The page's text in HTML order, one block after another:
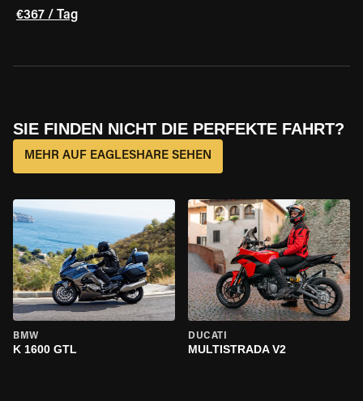
€367 / Tag
SIE FINDEN NICHT DIE PERFEKTE FAHRT?
MEHR AUF EAGLESHARE SEHEN
BMW
K 1600 GTL
DUCATI
MULTISTRADA V2